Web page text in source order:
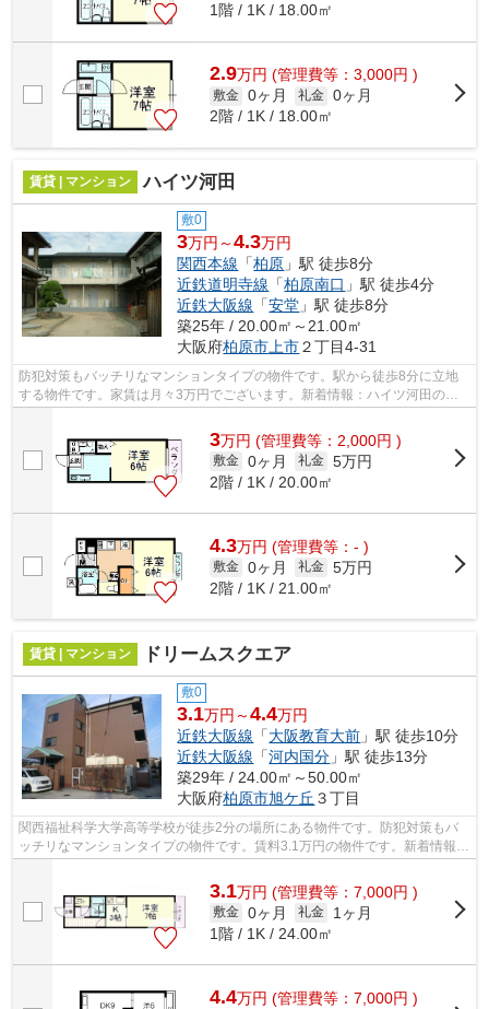
1階 / 1K / 18.00㎡
2.9万円 (管理費等：3,000円 )
敷金 0ヶ月 礼金 0ヶ月
2階 / 1K / 18.00㎡
賃貸 | マンション ハイツ河田
敷0
3万円～4.3万円
関西本線 「柏原 」駅 徒歩8分
近鉄道明寺線 「柏原南口 」駅 徒歩4分
近鉄大阪線 「安堂 」駅 徒歩8分
築25年 / 20.00㎡～21.00㎡
大阪府柏原市上市２丁目4-31
防犯対策もバッチリなマンションタイプの物件です。駅から徒歩8分に立地
する物件です。家賃は月々3万円でございます。新着情報：ハイツ河田の空
3万円 (管理費等：2,000円 )
敷金 0ヶ月 礼金 5万円
2階 / 1K / 20.00㎡
4.3万円 (管理費等：- )
敷金 0ヶ月 礼金 5万円
2階 / 1K / 21.00㎡
賃貸 | マンション ドリームスクエア
敷0
3.1万円～4.4万円
近鉄大阪線 「大阪教育大前 」駅 徒歩10分
近鉄大阪線 「河内国分 」駅 徒歩13分
築29年 / 24.00㎡～50.00㎡
大阪府柏原市旭ケ丘 ３丁目
関西福祉科学大学高等学校が徒歩2分の場所にある物件です。防犯対策もバ
ッチリなマンションタイプの物件です。賃料3.1万円の物件です。新着情報：
3.1万円 (管理費等：7,000円 )
敷金 0ヶ月 礼金
1ヶ月
1階 / 1K / 24.00㎡
4.4万円 (管理費等：7,000円 )